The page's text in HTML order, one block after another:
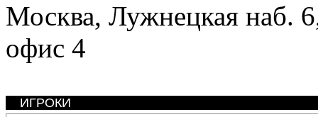
Москва, Лужнецкая наб.
офис 4
ИГРОКИ